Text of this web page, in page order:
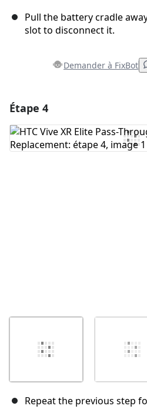
Pull the battery cradle
slot to disconnect it.
Demander à FixBot
Ajouter un commentaire
Étape 4
Repeat the previous step